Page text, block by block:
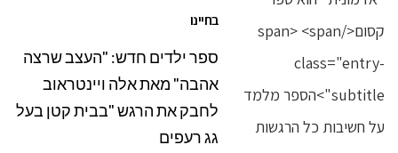
בחיינו
ספר ילדים חדש: "העצב שרצה
אהבה" מאת אלה ויינטראוב
לחבק את הרגש "בבית קטן בעל
גג רעפים